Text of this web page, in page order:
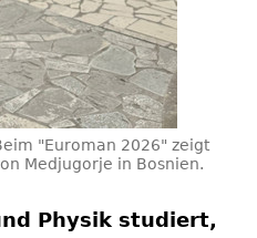
"Euroman 2026" zeigt
Medjugorje in Bosnien.
Physik studiert,